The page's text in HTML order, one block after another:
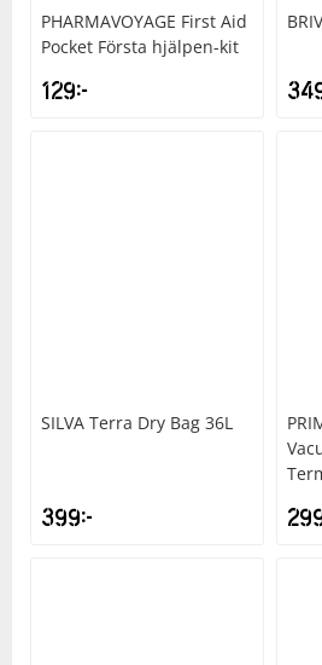
PHARMAVOYAGE First Aid
Pocket Första hjälpen-kit
129kr
BRIV
SILVA Terra Dry Bag 36L
399kr